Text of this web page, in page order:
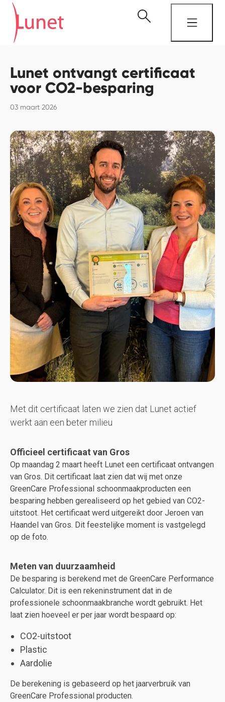
Lunet ontvangt certificaat
voor CO2-besparing
03 maart 2026
Met dit certificaat laten we zien dat Lunet actief
werkt aan een beter milieu
Officieel certificaat van Gros
Op maandag 2 maart heeft Lunet een certificaat ontvangen
van Gros. Dit certificaat laat zien dat wij met onze
GreenCare Professional schoonmaakproducten een
besparing hebben gerealiseerd op het gebied van CO2-
uitstoot. Het certificaat werd uitgereikt door Jeroen van
Haandel van Gros. Dit feestelijke moment is vastgelegd
op de foto.
Meten van duurzaamheid
De besparing is berekend met de GreenCare Performance
Calculator. Dit is een rekeninstrument dat in de
professionele schoonmaakbranche wordt gebruikt. Het
laat zien hoeveel er per jaar wordt bespaard op:
CO2-uitstoot
Plastic
Aardolie
De berekening is gebaseerd op het jaarverbruik van
GreenCare Professional producten.